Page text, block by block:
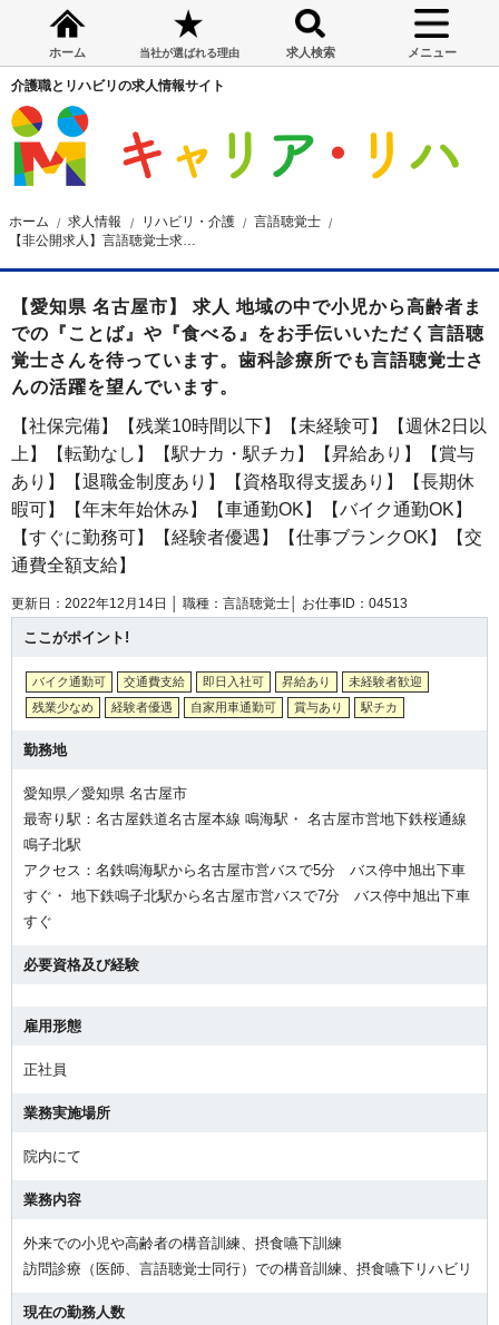
ホーム 当社が選ばれる理由 求人検索 メニュー
介護職とリハビリの求人情報サイト
ホーム 求人情報 リハビリ・介護
言語聴覚士
【愛知県 名古屋市】 求人 地域の中で小児から高齢者ま
での『ことば』や『食べる』をお手伝いいただく言語聴
覚士さんを待っています。歯科診療所でも言語聴覚士さ
んの活躍を望んでいます。
【社保完備】【残業10時間以下】【未経験可】【週休2日以
上】【転勤なし】【駅ナカ・駅チカ】【昇給あり】【賞与
あり】【退職金制度あり】【資格取得支援あり】【長期休
暇可】【年末年始休み】【車通勤OK】【バイク通勤OK】
【すぐに勤務可】【経験者優遇】【仕事ブランクOK】【交
通費全額支給】
更新日：2022年12月14日 │ 職種：言語聴覚士│ お仕事ID：04513
ここがポイント!
バイク通勤可 交通費支給 即日入社可 昇給あり
未経験者歓迎
残業少なめ
経験者優遇 自家用車通勤可 賞与あり 駅チカ
勤務地
愛知県／愛知県 名古屋市
最寄り駅：名古屋鉄道名古屋本線 鳴海駅・ 名古屋市営地下鉄桜通線
鳴子北駅
アクセス：名鉄鳴海駅から名古屋市営バスで5分 バス停中旭出下車
すぐ・ 地下鉄鳴子北駅から名古屋市営バスで7分 バス停中旭出下車
すぐ
必要資格及び経験
雇用形態
正社員
業務実施場所
院内にて
業務内容
外来での小児や高齢者の構音訓練、摂食嚥下訓練
訪問診療（医師、言語聴覚士同行）での構音訓練、摂食嚥下リハビリ
現在の勤務人数